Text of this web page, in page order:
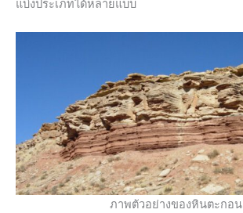
แบ่งประเภทได้หลายแบบ
ภาพตัวอย่างของหินตะกอน